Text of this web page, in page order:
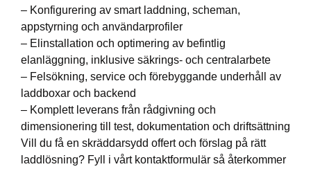
– Konfigurering av smart laddning, scheman,
appstyrning och användarprofiler
– Elinstallation och optimering av befintlig
elanläggning, inklusive säkrings- och centralarbete
– Felsökning, service och förebyggande underhåll av
laddboxar och backend
– Komplett leverans från rådgivning och
dimensionering till test, dokumentation och driftsättning
Vill du få en skräddarsydd offert och förslag på rätt
laddlösning? Fyll i vårt kontaktformulär så återkommer